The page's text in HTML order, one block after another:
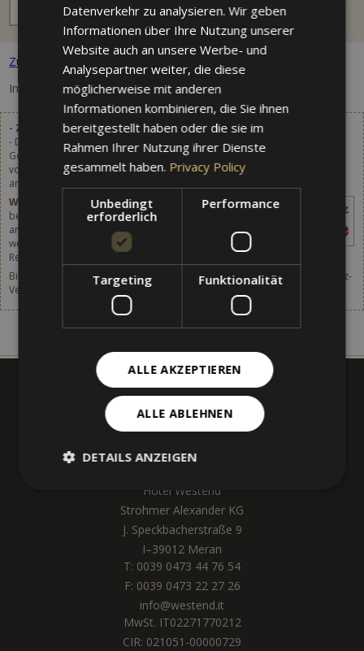
JETZT ANFRAGEN
Zurück zu allen Paketen
Im Moment sind keine Pakete vorhanden.
- Zuzüglich Gemeindeaufenthaltsabgabe
- Die angegebenen Preise verstehen sich zuzüglich 2,80 €
Gemeindeaufenthaltsabgabe pro Person (ab 14 Jahren) und Tag, welche
vor Ort bezahlt wird. Ab 1.1.2024 wird die Gemeindeaufenthaltsabgabe
angehoben. Details in Kürze.
WICHTIG
– Der Betrag ist vor Ort zu
begleichen und nicht in den auf der Webseite
angegebenen Preisen inbegriffen, egal über
welche Webseite, Online Buchungssystem,
Reiseagentur oder andere Vermittlung die Reservierung erfolgt ist.
Bitte vergessen Sie nicht, auch an den Abschluss einer Reise-Storno-Schutz-
Versicherung zu denken.
Nähere Infos [hier].
Hotel Westend
Strohmer Alexander KG
J. Speckbacherstraße 9
I–39012 Meran
T: 0039 0473 44 76 54
F: 0039 0473 22 27 26
info@westend.it
MwSt. IT02271770212
CIR: 021051-00000729
Datenverkehr zu analysieren. Wir geben
Informationen über Ihre Nutzung unserer
Website auch an unsere Werbe- und
Analysepartner weiter, die diese
möglicherweise mit anderen
Informationen kombinieren, die Sie ihnen
bereitgestellt haben oder die sie im
Rahmen Ihrer Nutzung ihrer Dienste
gesammelt haben. Privacy Policy
Unbedingt
erforderlich
Performance
Targeting Funktionalität
ALLE AKZEPTIEREN
ALLE ABLEHNEN
DETAILS ANZEIGEN